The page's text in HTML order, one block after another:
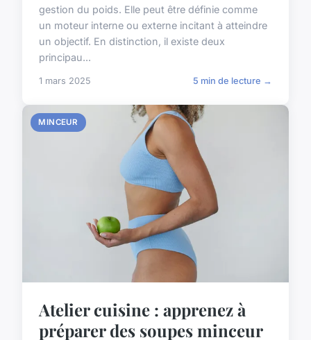
gestion du poids. Elle peut être définie comme
un moteur interne ou externe incitant à atteindre
un objectif. En distinction, il existe deux
principau...
1 mars 2025 5 min de lecture →
MINCEUR
Atelier cuisine : apprenez à
préparer des soupes minceur